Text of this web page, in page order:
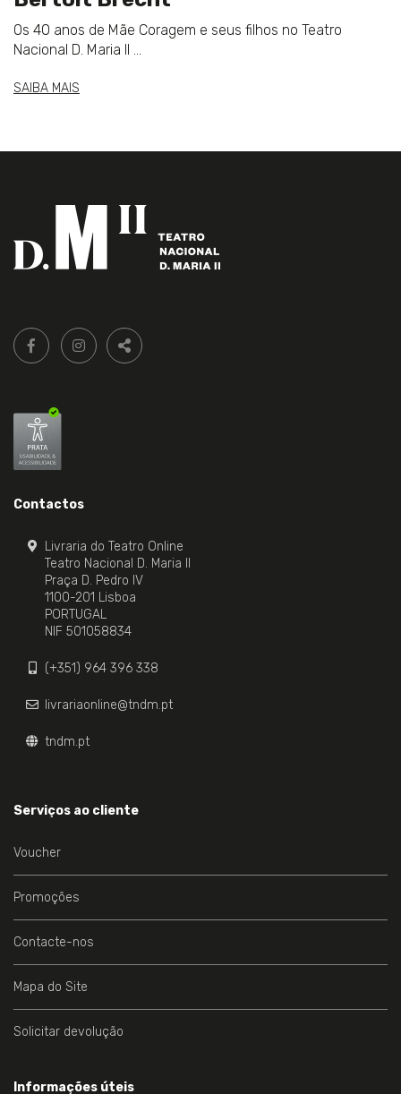
Os 40 anos de Mãe Coragem e seus filhos no Teatro
Nacional D. Maria II ...
SAIBA MAIS
Siga-
nos:
FACEBOOK LIVRARIA DO TEATRO ONLINE.
INSTAGRAM LIVRARIA DO TEATRO ONLINE.
PARTILHAR
Contactos
Livraria do Teatro Online
Teatro Nacional D. Maria II
Praça D. Pedro IV
1100-201 Lisboa
PORTUGAL
NIF 501058834
(+351) 964 396 338
livrariaonline@tndm.pt
tndm.pt
Serviços ao cliente
Voucher
Promoções
Contacte-nos
Mapa do Site
Solicitar devolução
Informações úteis